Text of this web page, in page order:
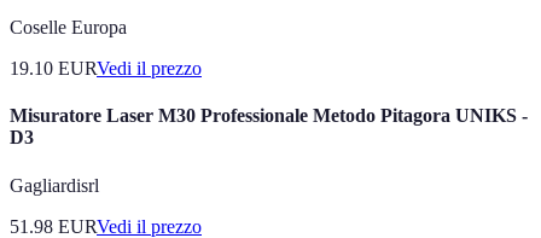
Coselle Europa
19.10 EURVedi il prezzo
Misuratore Laser M30 Professionale Metodo Pitagora UNIKS -
D3
Gagliardisrl
51.98 EURVedi il prezzo